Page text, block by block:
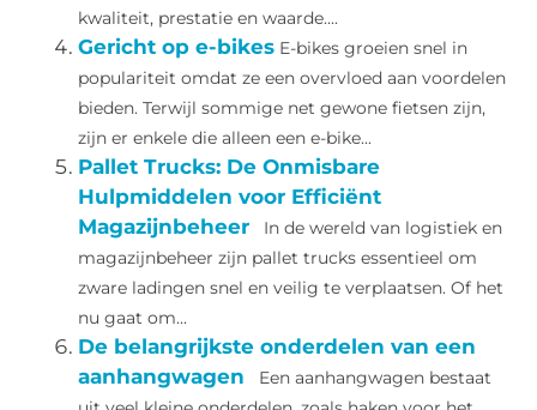
kwaliteit, prestatie en waarde....
Gericht op e-bikes E-bikes groeien snel in
populariteit omdat ze een overvloed aan voordelen
bieden. Terwijl sommige net gewone fietsen zijn,
zijn er enkele die alleen een e-bike...
Pallet Trucks: De Onmisbare
Hulpmiddelen voor Efficiënt
Magazijnbeheer
In de wereld van logistiek en
magazijnbeheer zijn pallet trucks essentieel om
zware ladingen snel en veilig te verplaatsen. Of het
nu gaat om...
De belangrijkste onderdelen van een
aanhangwagen
Een aanhangwagen bestaat